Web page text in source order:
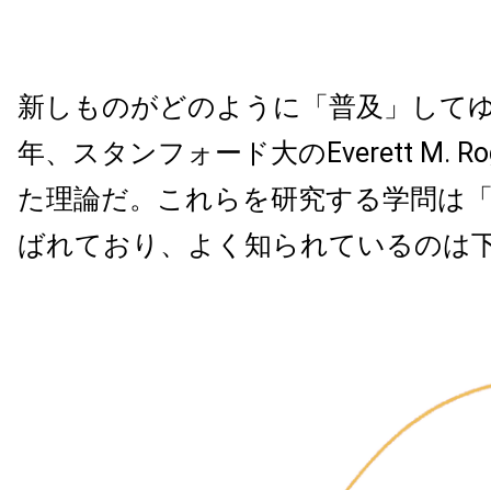
新しものがどのように「普及」して
年、スタンフォード大のEverett M.
た理論だ。これらを研究する学問は
ばれており、よく知られているのは